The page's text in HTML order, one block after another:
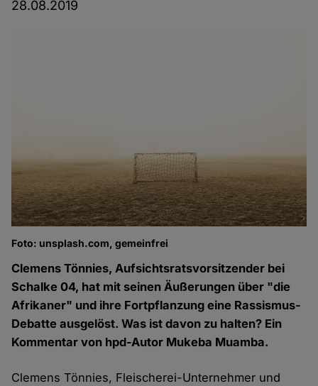
28.08.2019
Foto: unsplash.com, gemeinfrei
Clemens Tönnies, Aufsichtsratsvorsitzender bei
Schalke 04, hat mit seinen Äußerungen über "die
Afrikaner" und ihre Fortpflanzung eine Rassismus-
Debatte ausgelöst. Was ist davon zu halten? Ein
Kommentar von hpd-Autor Mukeba Muamba.
Clemens Tönnies, Fleischerei-Unternehmer und